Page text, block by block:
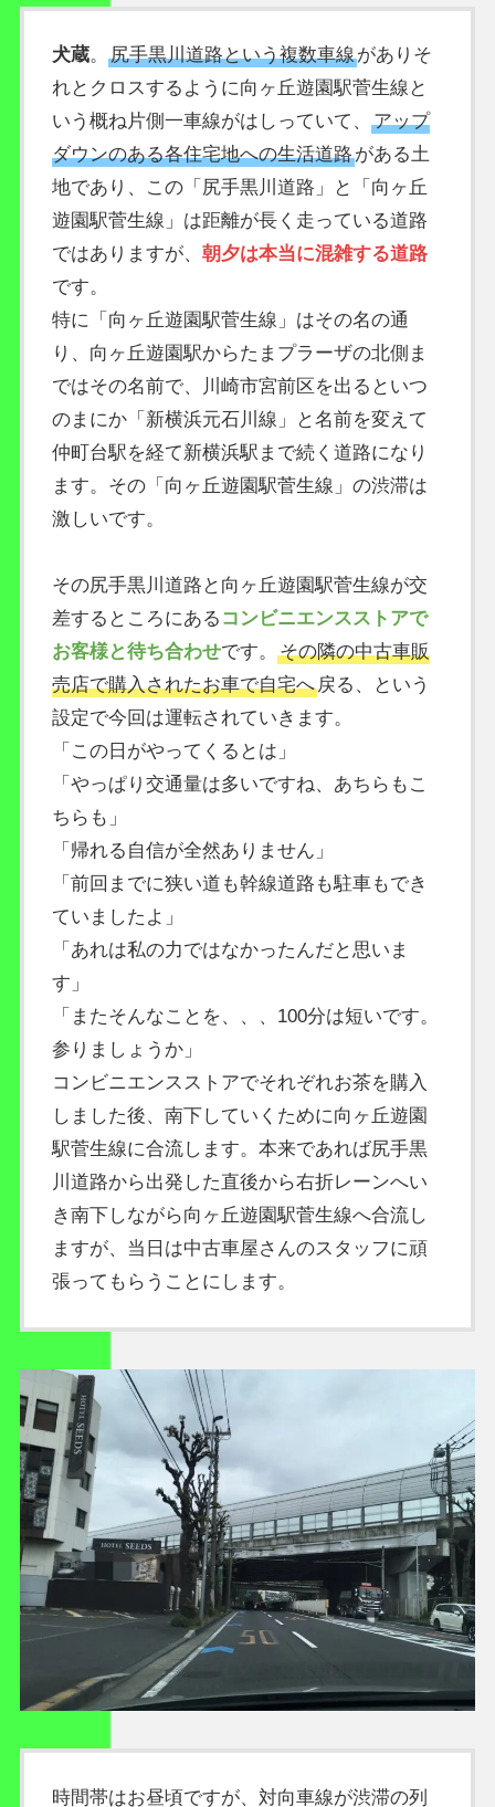
犬蔵。尻手黒川道路という複数車線がありそ
れとクロスするように向ヶ丘遊園駅菅生線と
いう概ね片側一車線がはしっていて、アップ
ダウンのある各住宅地への生活道路がある土
地であり、この「尻手黒川道路」と「向ヶ丘
遊園駅菅生線」は距離が長く走っている道路
ではありますが、朝夕は本当に混雑する道路
です。
特に「向ヶ丘遊園駅菅生線」はその名の通
り、向ヶ丘遊園駅からたまプラーザの北側ま
ではその名前で、川崎市宮前区を出るといつ
のまにか「新横浜元石川線」と名前を変えて
仲町台駅を経て新横浜駅まで続く道路になり
ます。その「向ヶ丘遊園駅菅生線」の渋滞は
激しいです。
その尻手黒川道路と向ヶ丘遊園駅菅生線が交
差するところにある コンビニエンスストアで
お客様と待ち合わせです。その隣の中古車販
売店で購入されたお車で自宅へ戻る、という
設定で今回は運転されていきます。
「この日がやってくるとは」
「やっぱり交通量は多いですね、あちらもこ
ちらも」
「帰れる自信が全然ありません」
「前回までに狭い道も幹線道路も駐車もでき
ていましたよ」
「あれは私の力ではなかったんだと思いま
す」
「またそんなことを、、、100分は短いです。
参りましょうか」
コンビニエンスストアでそれぞれお茶を購入
しました後、南下していくために向ヶ丘遊園
駅菅生線に合流します。本来であれば尻手黒
川道路から出発した直後から右折レーンへい
き南下しながら向ヶ丘遊園駅菅生線へ合流し
ますが、当日は中古車屋さんのスタッフに頑
張ってもらうことにします。
時間帯はお昼頃ですが、対向車線が渋滞の列